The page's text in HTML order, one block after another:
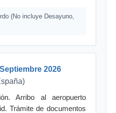
(No incluye Desayuno,
2026
Arribo al aeropuerto
Trámite de documentos